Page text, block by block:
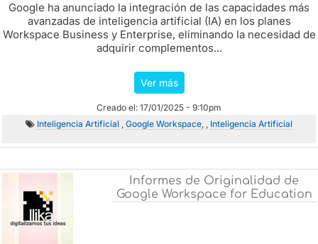
Google ha anunciado la integración de las capacidades más
avanzadas de inteligencia artificial (IA) en los planes
Workspace Business y Enterprise, eliminando la necesidad de
adquirir complementos...
Ver más
Creado el: 17/01/2025 - 9:10pm
Inteligencia Artificial , Google Workspace, , Inteligencia Artificial
Informes de Originalidad de
Google Workspace for Education